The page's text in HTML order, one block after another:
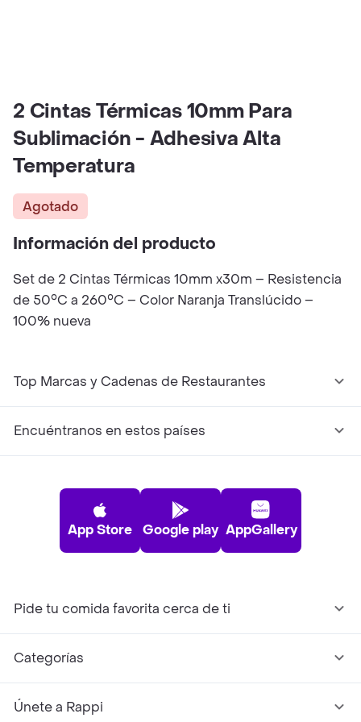
2 Cintas Térmicas 10mm Para
Sublimación - Adhesiva Alta
Temperatura
Agotado
Información del producto
Set de 2 Cintas Térmicas 10mm x30m – Resistencia
de 50°C a 260°C – Color Naranja Translúcido –
100% nueva
Top Marcas y Cadenas de Restaurantes
Encuéntranos en estos países
App Store Google play AppGallery
Pide tu comida favorita cerca de ti
Categorías
Únete a Rappi